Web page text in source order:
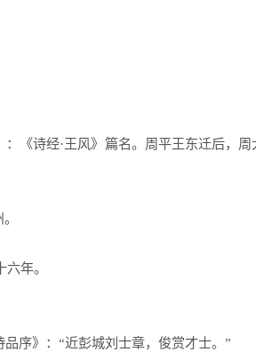
诗经·王风》篇名。周平王东迁后，周
。
年。
序》：“近彭城刘士章，俊赏才士。”